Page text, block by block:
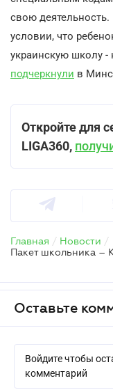
свою
условии, что
украинскую школу -
подчеркнули в
Откройте для
LIGA360,
Главная / Новости /
Оставьте
Войдите чтобы
комментарий